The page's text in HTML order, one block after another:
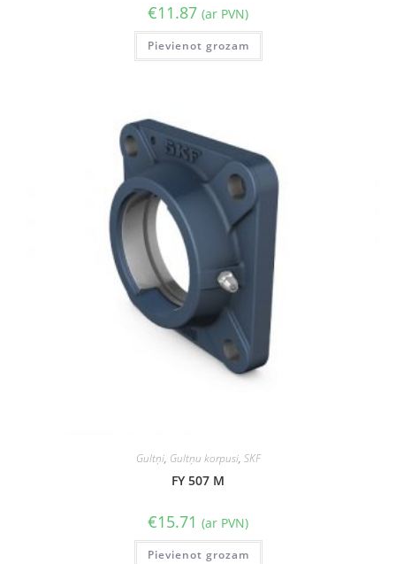
€11.87 (ar PVN)
Pievienot grozam
Gultņi, Gultņu korpusi, SKF
FY 507 M
€15.71 (ar PVN)
Pievienot grozam